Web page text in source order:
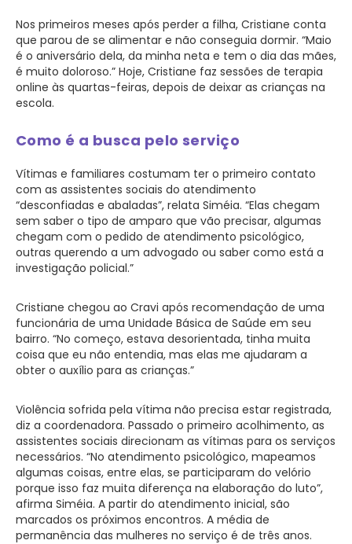
Nos primeiros meses após perder a filha, Cristiane conta
que parou de se alimentar e não conseguia dormir. “Maio
é o aniversário dela, da minha neta e tem o dia das mães,
é muito doloroso.” Hoje, Cristiane faz sessões de terapia
online às quartas-feiras, depois de deixar as crianças na
escola.
Como é a busca pelo serviço
Vítimas e familiares costumam ter o primeiro contato
com as assistentes sociais do atendimento
“desconfiadas e abaladas”, relata Siméia. “Elas chegam
sem saber o tipo de amparo que vão precisar, algumas
chegam com o pedido de atendimento psicológico,
outras querendo a um advogado ou saber como está a
investigação policial.”
Cristiane chegou ao Cravi após recomendação de uma
funcionária de uma Unidade Básica de Saúde em seu
bairro. “No começo, estava desorientada, tinha muita
coisa que eu não entendia, mas elas me ajudaram a
obter o auxílio para as crianças.”
Violência sofrida pela vítima não precisa estar registrada,
diz a coordenadora. Passado o primeiro acolhimento, as
assistentes sociais direcionam as vítimas para os serviços
necessários. “No atendimento psicológico, mapeamos
algumas coisas, entre elas, se participaram do velório
porque isso faz muita diferença na elaboração do luto”,
afirma Siméia. A partir do atendimento inicial, são
marcados os próximos encontros. A média de
permanência das mulheres no serviço é de três anos.